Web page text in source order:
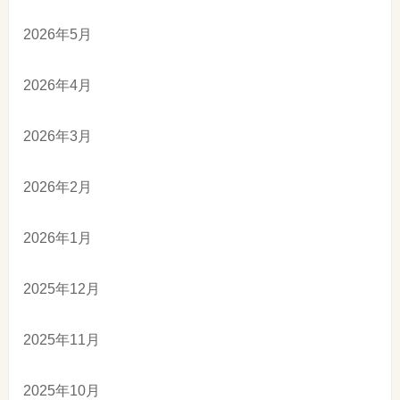
2026年5月
2026年4月
2026年3月
2026年2月
2026年1月
2025年12月
2025年11月
2025年10月